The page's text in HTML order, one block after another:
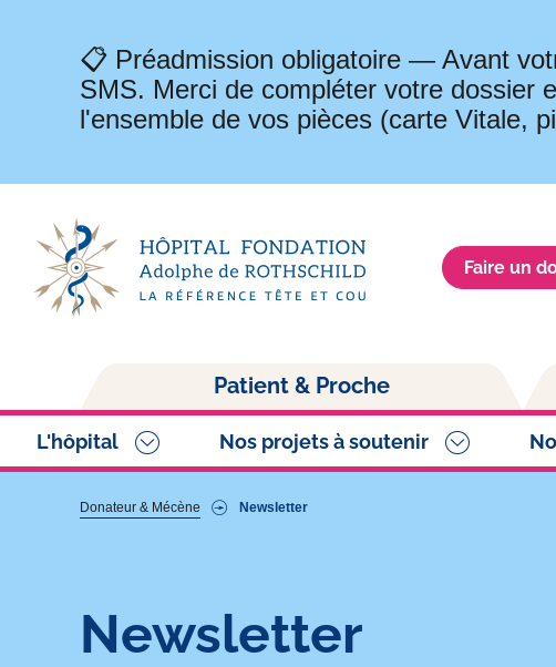
📋 Préadmission obligatoire — Avant
SMS. Merci de compléter votre dossier
l'ensemble de vos pièces (carte Vitale,
Faire un
Patient & Proche
L'hôpital Nos projets à soutenir
Fil
Donateur & Mécène Newsletter
Newsletter